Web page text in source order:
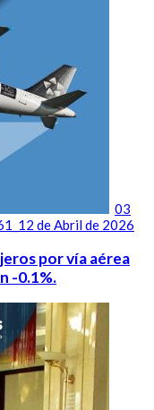
03
de Abril de 2026
por vía aérea
-0.1%.